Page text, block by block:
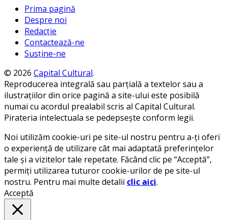
Prima pagină
Despre noi
Redacție
Contactează-ne
Susține-ne
© 2026 Capital Cultural.
Reproducerea integrală sau parțială a textelor sau a
ilustrațiilor din orice pagină a site-ului este posibilă
numai cu acordul prealabil scris al Capital Cultural.
Pirateria intelectuala se pedepsește conform legii.
Noi utilizăm cookie-uri pe site-ul nostru pentru a-ți oferi
o experiență de utilizare cât mai adaptată preferințelor
tale și a vizitelor tale repetate. Făcând clic pe “Acceptă”,
permiți utilizarea tuturor cookie-urilor de pe site-ul
nostru. Pentru mai multe detalii clic aici.
Acceptă